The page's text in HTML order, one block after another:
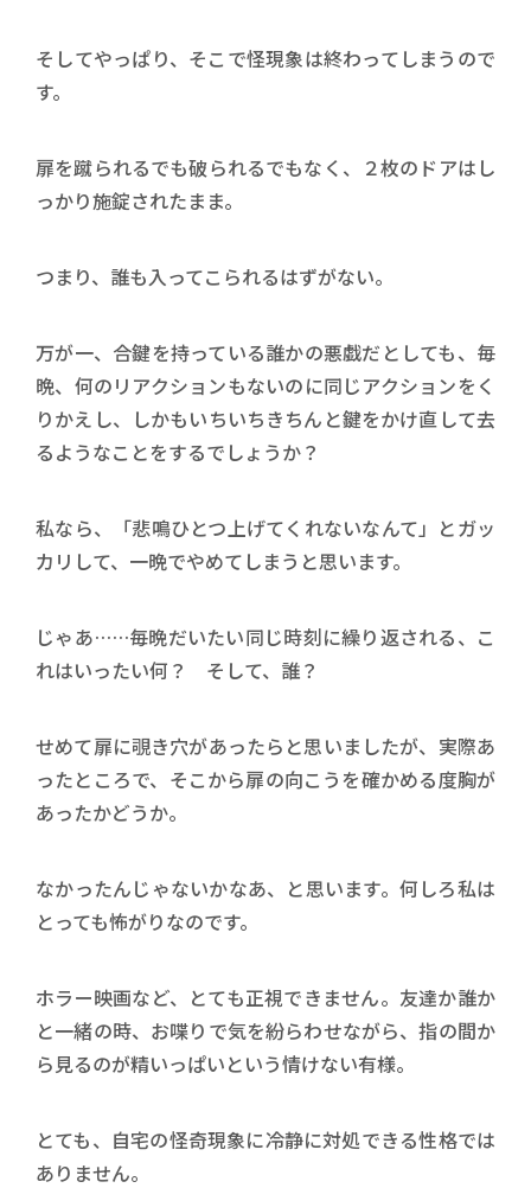
そしてやっぱり、そこで怪現象は終わってしまうので
す。
扉を蹴られるでも破られるでもなく、２枚のドアはし
っかり施錠されたまま。
つまり、誰も入ってこられるはずがない。
万が一、合鍵を持っている誰かの悪戯だとしても、毎
晩、何のリアクションもないのに同じアクションをく
りかえし、しかもいちいちきちんと鍵をかけ直して去
るようなことをするでしょうか？
私なら、「悲鳴ひとつ上げてくれないなんて」とガッ
カリして、一晩でやめてしまうと思います。
じゃあ……毎晩だいたい同じ時刻に繰り返される、こ
れはいったい何？ そして、誰？
せめて扉に覗き穴があったらと思いましたが、実際あ
ったところで、そこから扉の向こうを確かめる度胸が
あったかどうか。
なかったんじゃないかなあ、と思います。何しろ私は
とっても怖がりなのです。
ホラー映画など、とても正視できません。友達か誰か
と一緒の時、お喋りで気を紛らわせながら、指の間か
ら見るのが精いっぱいという情けない有様。
とても、自宅の怪奇現象に冷静に対処できる性格では
ありません。